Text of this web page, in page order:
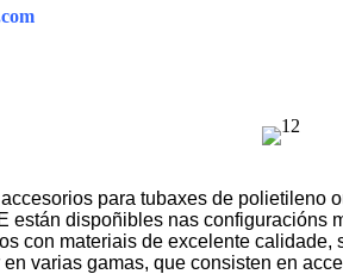
para tubaxes de
dispoñibles nas configuracións
con materiais de excelente
varias gamas, que consisten en